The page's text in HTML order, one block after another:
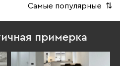
Самые популярные ⇅
примерка